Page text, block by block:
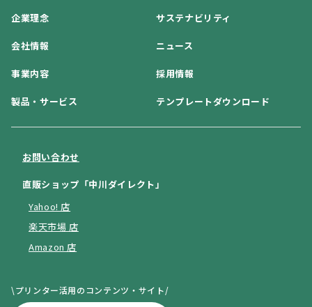
企業理念 サステナビリティ
会社情報 ニュース
事業内容 採用情報
製品・サービス テンプレートダウンロード
お問い合わせ
直販ショップ「中川ダイレクト」
Yahoo! 店
楽天市場 店
Amazon 店
\プリンター活用のコンテンツ・サイト/